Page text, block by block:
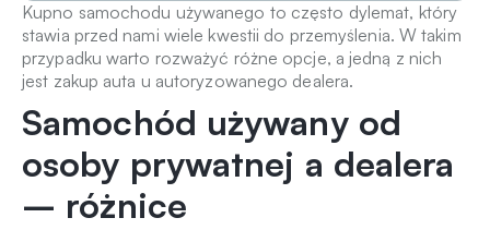
Kupno samochodu używanego to często dylemat, który
stawia przed nami wiele kwestii do przemyślenia. W takim
przypadku warto rozważyć różne opcje, a jedną z nich
jest zakup auta u autoryzowanego dealera.
Samochód używany od
osoby prywatnej a dealera
– różnice